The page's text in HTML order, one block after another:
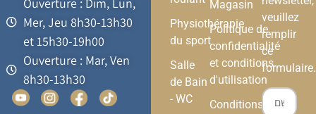
Mer, Jeu 8h30-13h30
et 15h30-19h00
Ouverture : Mar, Ven
8h30-13h30
Physiothérapie
du sport
Salle
de Bain
- WC
Magasin
Politique de
confidentialité
et conditions
d'utilisation
Conditions
veuillez
remplir
ce
formulaire.